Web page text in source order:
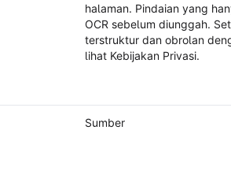
halaman. Pindaian yang
OCR sebelum diunggah.
terstruktur dan obrolan
lihat Kebijakan Privasi.
Sumber